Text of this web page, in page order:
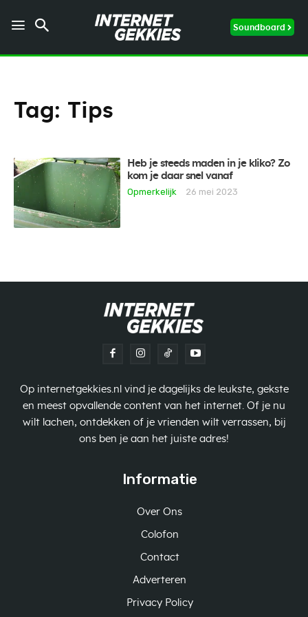
Soundboard
Tag: Tips
Heb je steeds maden in je kliko? Zo
kom je daar snel vanaf
Opmerkelijk
26 mei 2023
Op internetgekkies.nl vind je dagelijks de leukste, gekste
en meest opvallende content van het internet. Of je nu
wilt lachen, ontdekken of je vrienden wilt verrassen, bij
ons ben je aan het juiste adres!
Informatie
Over Ons
Colofon
Contact
Adverteren
Privacy Policy